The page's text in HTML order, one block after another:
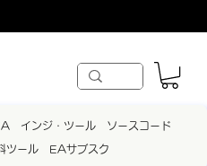
インジ・ツール ソースコード
ツール EAサブスク